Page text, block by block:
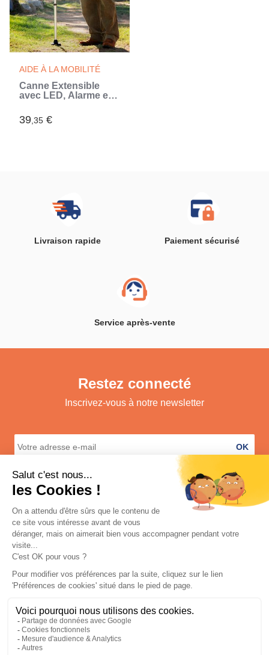
AIDE À LA MOBILITÉ
Canne Extensible
avec LED, Alarme et
Hannde InnovaGoods
39,35 €
Livraison rapide Paiement sécurisé
Service après-vente
Restez connecté
Inscrivez-vous à notre newsletter
OK
A propos
Services
Informations légales
Contact